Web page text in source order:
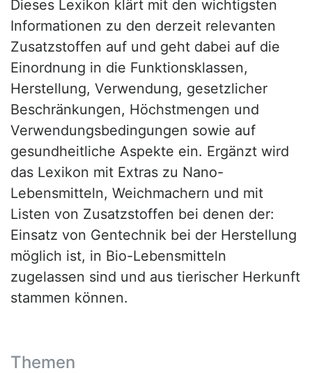
Dieses Lexikon klärt mit den wichtigsten
Informationen zu den derzeit relevanten
Zusatzstoffen auf und geht dabei auf die
Einordnung in die Funktionsklassen,
Herstellung, Verwendung, gesetzlicher
Beschränkungen, Höchstmengen und
Verwendungsbedingungen sowie auf
gesundheitliche Aspekte ein. Ergänzt wird
das Lexikon mit Extras zu Nano-
Lebensmitteln, Weichmachern und mit
Listen von Zusatzstoffen bei denen der:
Einsatz von Gentechnik bei der Herstellung
möglich ist, in Bio-Lebensmitteln
zugelassen sind und aus tierischer Herkunft
stammen können.
Themen